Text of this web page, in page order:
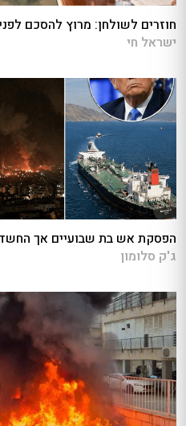
חוזרים לשולחן: מרוץ להסכם
ישראל חי
הפסקת אש בת שבועיים אך החשד
ג'ק סלומון